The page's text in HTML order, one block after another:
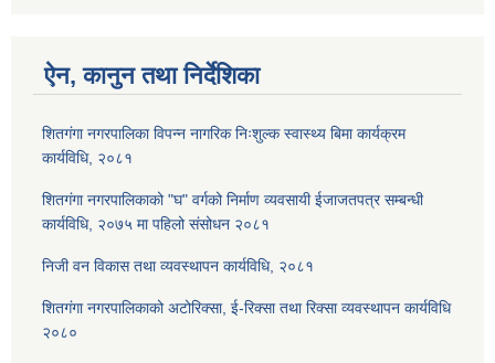
ऐन, कानुन तथा निर्देशिका
शितगंगा नगरपालिका विपन्न नागरिक निःशुल्क स्वास्थ्य बिमा कार्यक्रम
कार्यविधि, २०८१
शितगंगा नगरपालिकाको "घ" वर्गको निर्माण व्यवसायी ईजाजतपत्र सम्बन्धी
कार्यविधि, २०७५ मा पहिलो संसोधन २०८१
निजी वन विकास तथा व्यवस्थापन कार्यविधि, २०८१
शितगंगा नगरपालिकाको अटोरिक्सा, ई-रिक्सा तथा रिक्सा व्यवस्थापन कार्यविधि
२०८०